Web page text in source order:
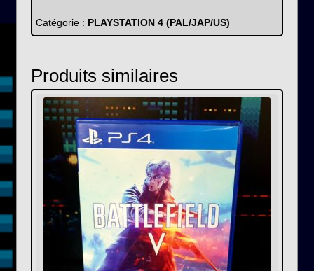
Catégorie : PLAYSTATION 4 (PAL/JAP/US)
Produits similaires